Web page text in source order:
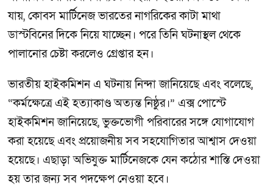
যায়, কোবস মার্টিনেজ ভারতের নাগরিকের কাটা মাথা
ডাস্টবিনের দিকে নিয়ে যাচ্ছেন। পরে তিনি ঘটনাস্থল থেকে
পালানোর চেষ্টা করলেও গ্রেপ্তার হন।
ভারতীয় হাইকমিশন এ ঘটনায় নিন্দা জানিয়েছে এবং বলেছে,
“কর্মক্ষেত্রে এই হত্যাকাণ্ড অত্যন্ত নিষ্ঠুর।” এক্স পোস্টে
হাইকমিশন জানিয়েছে, ভুক্তভোগী পরিবারের সঙ্গে যোগাযোগ
করা হয়েছে এবং প্রয়োজনীয় সব সহযোগিতার আশ্বাস দেওয়া
হয়েছে। এছাড়া অভিযুক্ত মার্টিনেজকে যেন কঠোর শাস্তি দেওয়া
হয় তার জন্য সব পদক্ষেপ নেওয়া হবে।